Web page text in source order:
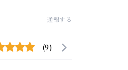
通報する
(9)